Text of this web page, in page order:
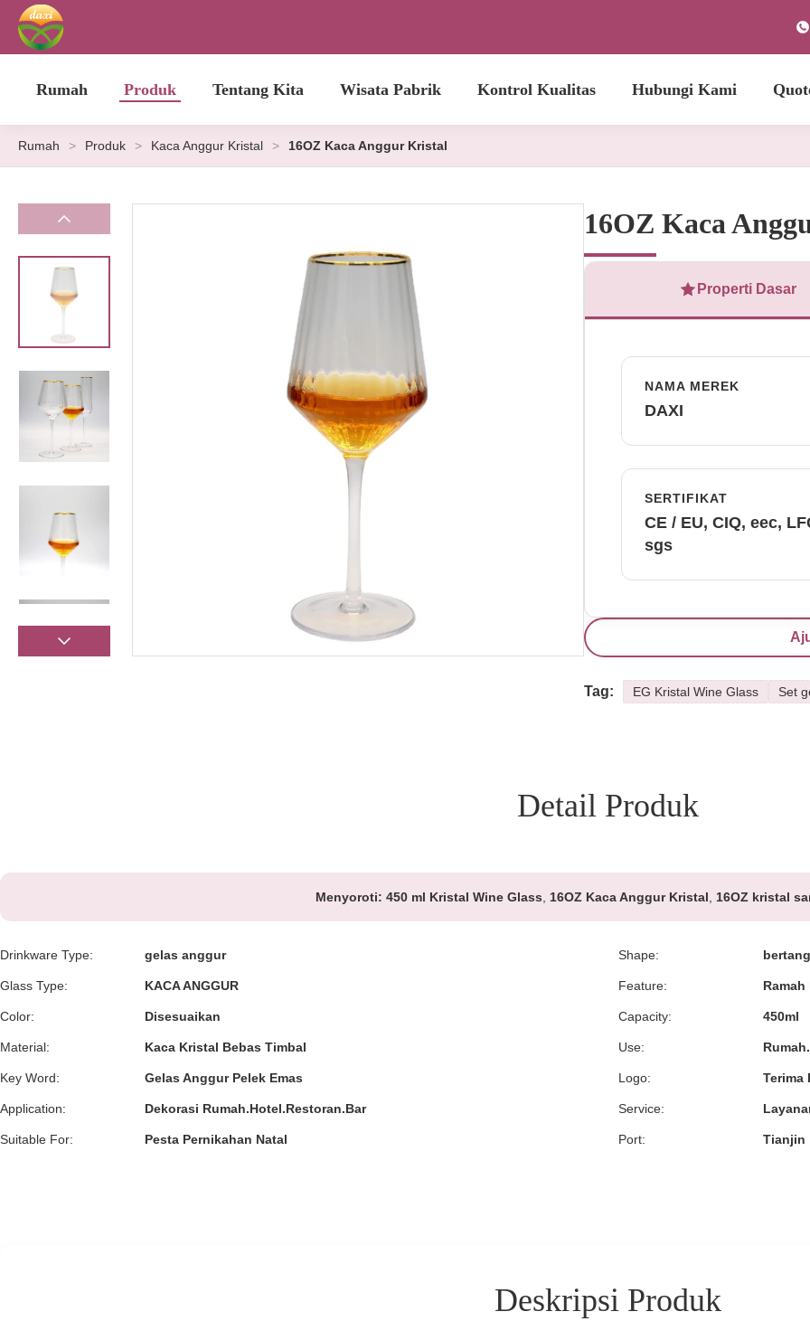
Rumah Produk Tentang Kita Wisata Pabrik Kontrol Kualitas Hubungi Kami
Rumah > Produk > Kaca Anggur Kristal > 16OZ Kaca Anggur Kristal
16OZ Kaca
Properti Dasar
NAMA MEREK
DAXI
SERTIFIKAT
CE / EU, CIQ, eec,
sgs
Tag: EG Kristal Wine Glass Set
Detail Produk
Menyoroti: 450 ml Kristal Wine Glass 16OZ Kaca Anggur Kristal 16OZ kristal
Drinkware Type: gelas anggur Shape:
Glass Type: KACA ANGGUR Feature:
Color: Disesuaikan Capacity: 450ml
Material: Kaca Kristal Bebas Timbal Use:
Key Word: Gelas Anggur Pelek Emas Logo: Terima
Application: Dekorasi Rumah.Hotel.Restoran.Bar Service:
Suitable For: Pesta Pernikahan Natal Port: Tianjin
Deskripsi Produk